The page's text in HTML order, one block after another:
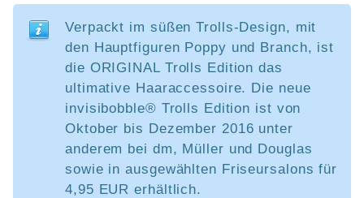
Verpackt im süßen Trolls-Design, mit
den Hauptfiguren Poppy und Branch, ist
die ORIGINAL Trolls Edition das
ultimative Haaraccessoire. Die neue
invisibobble® Trolls Edition ist von
Oktober bis Dezember 2016 unter
anderem bei dm, Müller und Douglas
sowie in ausgewählten Friseursalons für
4,95 EUR erhältlich.